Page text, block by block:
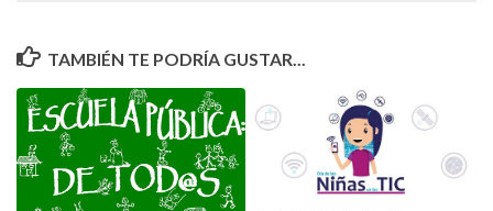
TAMBIÉN TE PODRÍA GUSTAR...